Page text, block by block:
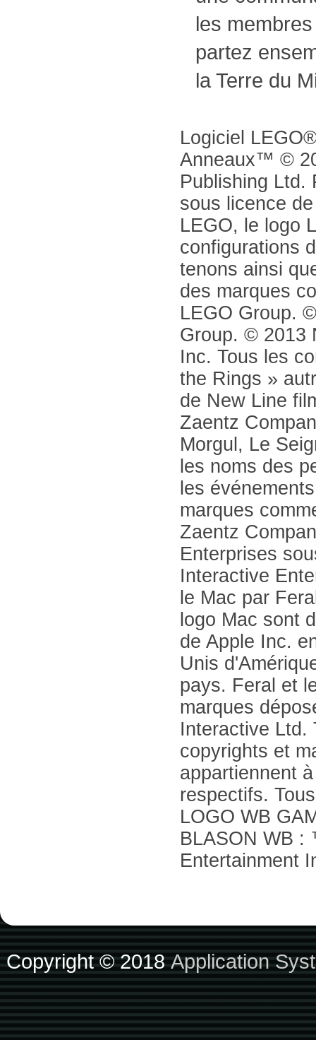
les
partez
la Terre du
Logiciel
Anneaux™ ©
Publishing Ltd.
sous licence
LEGO, le logo
configurations
tenons ainsi
des marques
LEGO Group.
Group. © 2013
Inc. Tous les
the Rings »
de New Line
Zaentz
Morgul, Le
les noms des
les
marques
Zaentz
Enterprises
Interactive
le Mac par
logo Mac sont
de Apple Inc.
Unis
pays. Feral et
marques
Interactive Ltd.
copyrights et
appartiennent
respectifs.
LOGO WB
BLASON WB
Entertainment
Copyright © 2018Application